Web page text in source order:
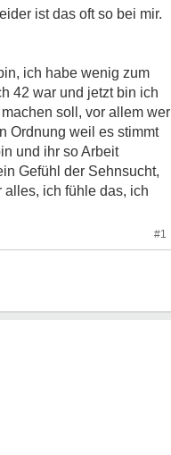
ist das oft so bei mir.
ich habe wenig zum
42 war und jetzt bin ich
soll, vor allem wer
Ordnung weil es stimmt
und ihr so Arbeit
Gefühl der Sehnsucht,
ich fühle das, ich
#1